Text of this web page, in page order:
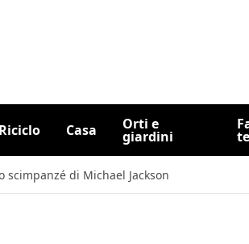
Riciclo Casa Orti e
giardini te
di Michael Jackson